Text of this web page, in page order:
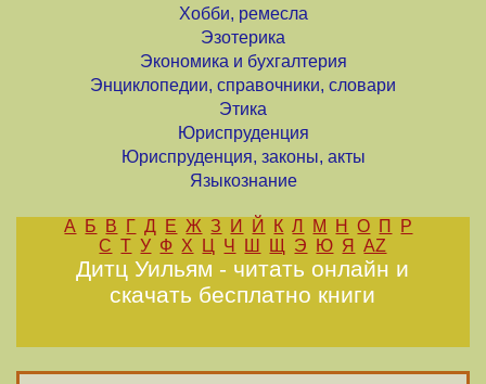
Хобби, ремесла
Эзотерика
Экономика и бухгалтерия
Энциклопедии, справочники, словари
Этика
Юриспруденция
Юриспруденция, законы, акты
Языкознание
А Б В Г Д Е Ж З И Й К Л М Н О П
Р
С Т У Ф Х Ц Ч Ш Щ Э Ю Я AZ
Дитц Уильям - читать онлайн и
скачать бесплатно книги